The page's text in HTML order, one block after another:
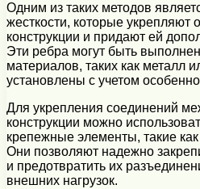
Одним из таких методов
жесткости, которые укрепляют
конструкции и придают ей
Эти ребра могут быть
материалов, таких как металл
установлены с учетом
Для укрепления соединений
конструкции можно
крепежные элементы, такие
Они позволяют надежно
и предотвратить их
внешних нагрузок.